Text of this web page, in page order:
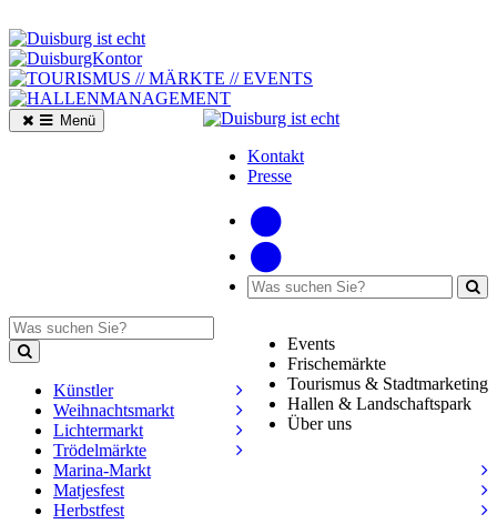
Kontakt
Presse
Events
Frischemärkte
Tourismus & Stadtmarketing
Hallen & Landschaftspark
Über uns
Menü
Künstler
Weihnachtsmarkt
Lichtermarkt
Trödelmärkte
Marina-Markt
Matjesfest
Herbstfest